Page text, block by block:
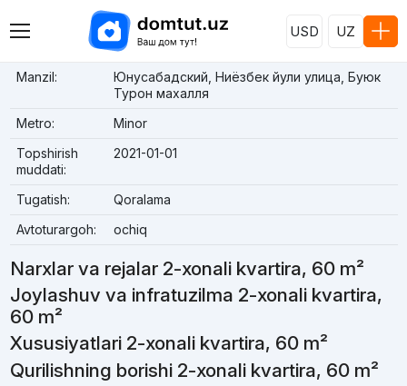
USD UZ
Manzil:
Юнусабадский, Ниёзбек йули улица, Буюк
Турон махалля
Metro:
Minor
Topshirish
muddati:
2021-01-01
Tugatish:
Qoralama
Avtoturargoh:
ochiq
Narxlar va rejalar 2-xonali kvartira, 60 m²
Joylashuv va infratuzilma 2-xonali kvartira,
60 m²
Xususiyatlari 2-xonali kvartira, 60 m²
Qurilishning borishi 2-xonali kvartira, 60 m²